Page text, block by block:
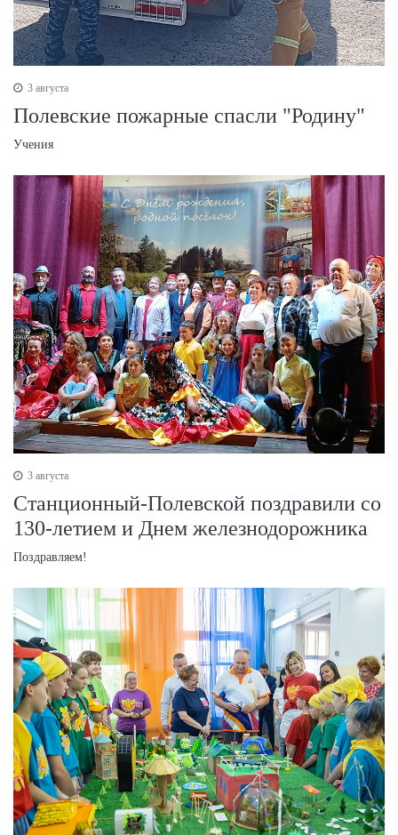
3 августа
Полевские пожарные спасли "Родину"
Учения
3 августа
Станционный-Полевской поздравили со
130-летием и Днем железнодорожника
Поздравляем!